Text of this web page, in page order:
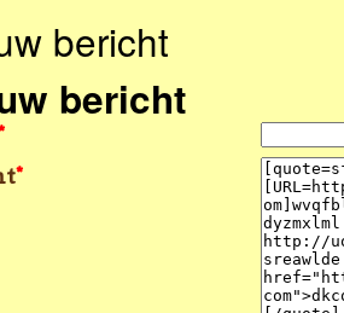
bericht
bericht
*